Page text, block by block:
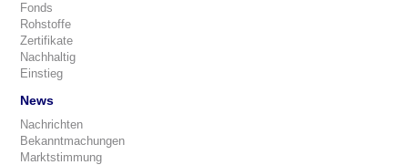
Fonds
Rohstoffe
Zertifikate
Nachhaltig
Einstieg
News
Nachrichten
Bekanntmachungen
Marktstimmung